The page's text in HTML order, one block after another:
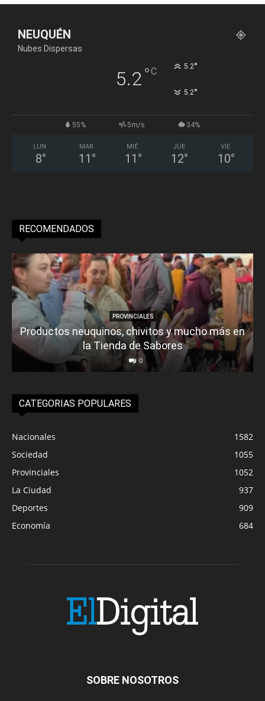
NEUQUÉN
Nubes Dispersas
5.2°C 5.2°
5.2°
55% 5m/s 34%
LUN
8°
MAR
11 °
MIÉ
11 °
JUE
12°
VIE
10°
RECOMENDADOS
PROVINCIALES
Productos neuquinos, chivitos y mucho más en
la Tienda de Sabores
0
CATEGORIAS POPULARES
Nacionales
1582
Sociedad
1055
Provinciales
1052
La Ciudad
937
Deportes
909
Economía
684
SOBRE NOSOTROS